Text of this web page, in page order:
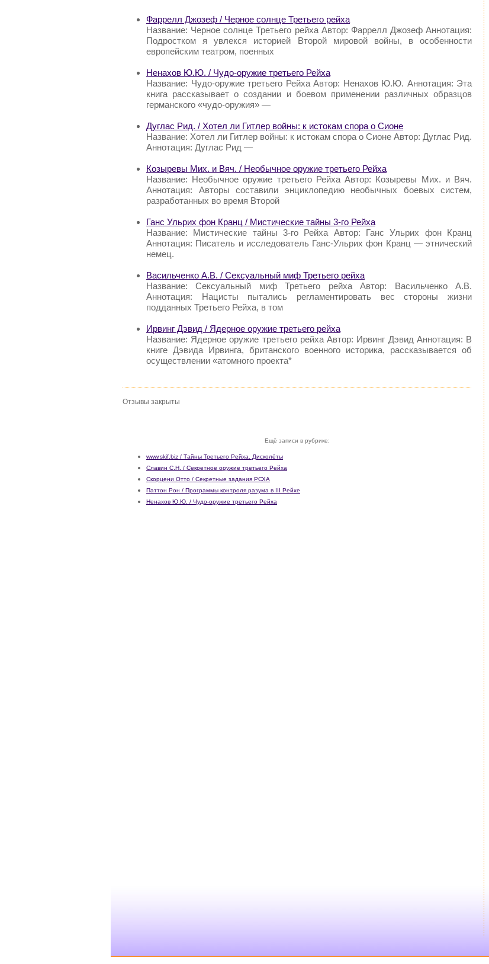
Фаррелл Джозеф / Черное солнце Третьего рейха
Название: Черное солнце Третьего рейха Автор: Фаррелл Джозеф Аннотация:
Подростком я увлекся историей Второй мировой войны, в особенности
европейским театром, поенных
Ненахов Ю.Ю. / Чудо-оружие третьего Рейха
Название: Чудо-оружие третьего Рейха Автор: Ненахов Ю.Ю. Аннотация: Эта
книга рассказывает о создании и боевом применении различных образцов
германского «чудо-оружия» —
Дуглас Рид. / Хотел ли Гитлер войны: к истокам спора о Сионе
Название: Хотел ли Гитлер войны: к истокам спора о Сионе Автор: Дуглас Рид.
Аннотация: Дуглас Рид —
Козыревы Мих. и Вяч. / Необычное оружие третьего Рейха
Название: Необычное оружие третьего Рейха Автор: Козыревы Мих. и Вяч.
Аннотация: Авторы составили энциклопедию необычных боевых систем,
разработанных во время Второй
Ганс Ульрих фон Кранц / Мистические тайны 3-го Рейха
Название: Мистические тайны 3-го Рейха Автор: Ганс Ульрих фон Кранц
Аннотация: Писатель и исследователь Ганс-Ульрих фон Кранц — этнический
немец.
Васильченко А.В. / Сексуальный миф Третьего рейха
Название: Сексуальный миф Третьего рейха Автор: Васильченко А.В.
Аннотация: Нацисты пытались регламентировать вес стороны жизни
подданных Третьего Рейха, в том
Ирвинг Дэвид / Ядерное оружие третьего рейха
Название: Ядерное оружие третьего рейха Автор: Ирвинг Дэвид Аннотация: В
книге Дэвида Ирвинга, британского военного историка, рассказывается об
осуществлении «атомного проекта*
Отзывы закрыты
Ещё записи в рубрике:
www.skif.biz / Тайны Третьего Рейха. Дисколёты
Славин С.Н. / Секретное оружие третьего Рейха
Скорцени Отто / Секретные задания РСХА
Паттон Рон / Программы контроля разума в III Рейхе
Ненахов Ю.Ю. / Чудо-оружие третьего Рейха